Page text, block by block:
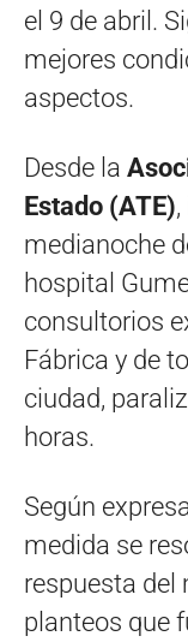
el 9 de abril.
mejores
aspectos.
Desde la
Estado (ATE)
medianoche
hospital
consultorios
Fábrica y de
ciudad,
horas.
Según
medida se
respuesta del
planteos que